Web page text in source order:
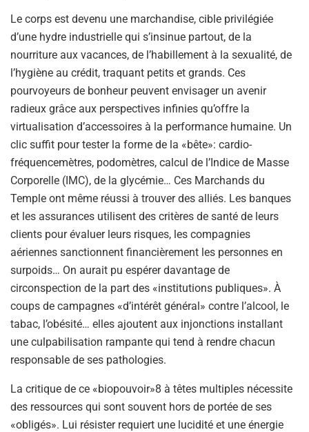
Le corps est devenu une marchandise, cible privilégiée
d’une hydre industrielle qui s’insinue partout, de la
nourriture aux vacances, de l’habillement à la sexualité, de
l’hygiène au crédit, traquant petits et grands. Ces
pourvoyeurs de bonheur peuvent envisager un avenir
radieux grâce aux perspectives infinies qu’offre la
virtualisation d’accessoires à la performance humaine. Un
clic suffit pour tester la forme de la «bête»: cardio-
fréquencemètres, podomètres, calcul de l’Indice de Masse
Corporelle (IMC), de la glycémie… Ces Marchands du
Temple ont même réussi à trouver des alliés. Les banques
et les assurances utilisent des critères de santé de leurs
clients pour évaluer leurs risques, les compagnies
aériennes sanctionnent financièrement les personnes en
surpoids… On aurait pu espérer davantage de
circonspection de la part des «institutions publiques». À
coups de campagnes «d’intérêt général» contre l’alcool, le
tabac, l’obésité… elles ajoutent aux injonctions installant
une culpabilisation rampante qui tend à rendre chacun
responsable de ses pathologies.
La critique de ce «biopouvoir»8 à têtes multiples nécessite
des ressources qui sont souvent hors de portée de ses
«obligés». Lui résister requiert une lucidité et une énergie